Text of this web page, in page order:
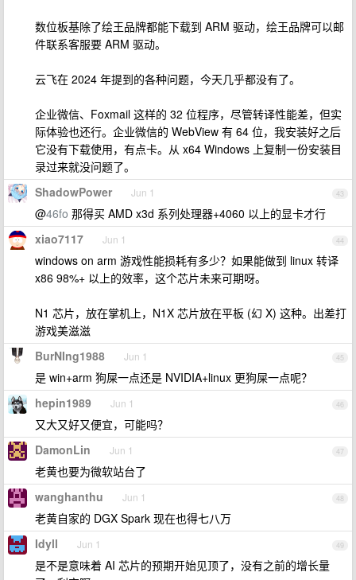
数位板基除了绘王品牌都能下载到 ARM 驱动，绘王品牌可以邮
件联系客服要 ARM 驱动。
云飞在 2024 年提到的各种问题，今天几乎都没有了。
企业微信、Foxmail 这样的 32 位程序，尽管转译性能差，但实
际体验也还行。企业微信的 WebView 有 64 位，我安装好之后
它没有下载使用，有点卡。从 x64 Windows 上复制一份安装目
录过来就没问题了。
43
ShadowPower Jun 1
@46fo 那得买 AMD x3d 系列处理器+4060 以上的显卡才行
44
xiao7117 Jun 1
windows on arm 游戏性能损耗有多少？如果能做到 linux 转译
x86 98%+ 以上的效率，这个芯片未来可期呀。
N1 芯片，放在掌机上，N1X 芯片放在平板 (幻 X) 这种。出差打
游戏美滋滋
45
BurNIng1988 Jun 1
是 win+arm 狗屎一点还是 NVIDIA+linux 更狗屎一点呢？
46
hepin1989 Jun 1
又大又好又便宜，可能吗？
47
DamonLin Jun 1
老黄也要为微软站台了
48
wanghanthu Jun 1
老黄自家的 DGX Spark 现在也得七八万
49
Idyll Jun 1
是不是意味着 AI 芯片的预期开始见顶了，没有之前的增长量